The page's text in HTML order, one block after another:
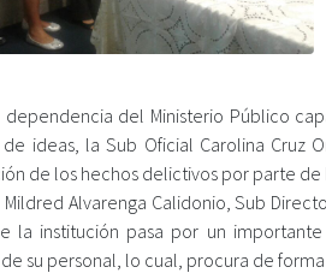
dependencia del Ministerio Público
ideas, la Sub Oficial Carolina Cruz
de los hechos delictivos por parte de
Alvarenga Calidonio, Sub
la institución pasa por un
su personal, lo cual, procura de